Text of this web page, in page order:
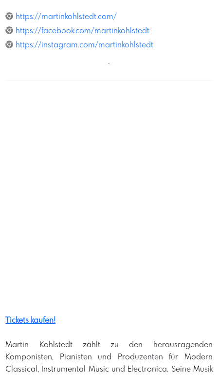
https://martinkohlstedt.com/
https://facebook.com/martinkohlstedt
https://instagram.com/martinkohlstedt
´
Tickets kaufen!
Martin Kohlstedt zählt zu den herausragenden
Komponisten, Pianisten und Produzenten für Modern
Classical, Instrumental Music und Electronica. Seine Musik